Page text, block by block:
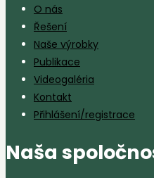
O nás
Řešení
Naše výrobky
Publikace
Videogaléria
Kontakt
Přihlášení/registrace
Naša